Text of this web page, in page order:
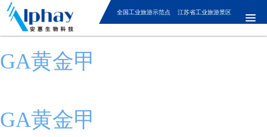
GA黄金甲
GA黄金甲
全国工业旅游示范点 江苏省工业旅游景区